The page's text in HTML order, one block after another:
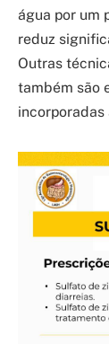
água por um
reduz
Outras
também são
incorporadas